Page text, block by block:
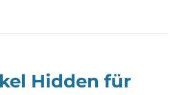
Hidden für